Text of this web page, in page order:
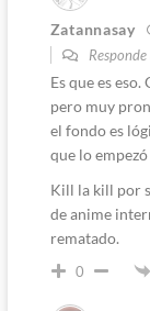
Zatannasay
Responde
Es que es
pero muy
el fondo es
que lo
Kill la kill por
de anime
rematado.
0